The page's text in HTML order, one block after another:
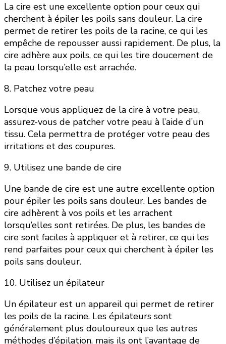
La cire est une excellente option pour ceux qui
cherchent à épiler les poils sans douleur. La cire
permet de retirer les poils de la racine, ce qui les
empêche de repousser aussi rapidement. De plus, la
cire adhère aux poils, ce qui les tire doucement de
la peau lorsqu’elle est arrachée.
8. Patchez votre peau
Lorsque vous appliquez de la cire à votre peau,
assurez-vous de patcher votre peau à l’aide d’un
tissu. Cela permettra de protéger votre peau des
irritations et des coupures.
9. Utilisez une bande de cire
Une bande de cire est une autre excellente option
pour épiler les poils sans douleur. Les bandes de
cire adhèrent à vos poils et les arrachent
lorsqu’elles sont retirées. De plus, les bandes de
cire sont faciles à appliquer et à retirer, ce qui les
rend parfaites pour ceux qui cherchent à épiler les
poils sans douleur.
10. Utilisez un épilateur
Un épilateur est un appareil qui permet de retirer
les poils de la racine. Les épilateurs sont
généralement plus douloureux que les autres
méthodes d’épilation, mais ils ont l’avantage de